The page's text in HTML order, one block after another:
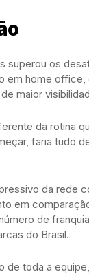
superou os
em home
maior
da rotina
faria tudo
da rede
em
de
do Brasil.
toda a